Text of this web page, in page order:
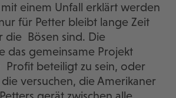
einem Unfall erklärt werden
für Petter bleibt lange Zeit
die Bösen sind. Die
das gemeinsame Projekt
Profit beteiligt zu sein, oder
versuchen, die Amerikaner